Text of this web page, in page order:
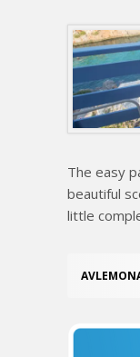
The easy
beautiful
little